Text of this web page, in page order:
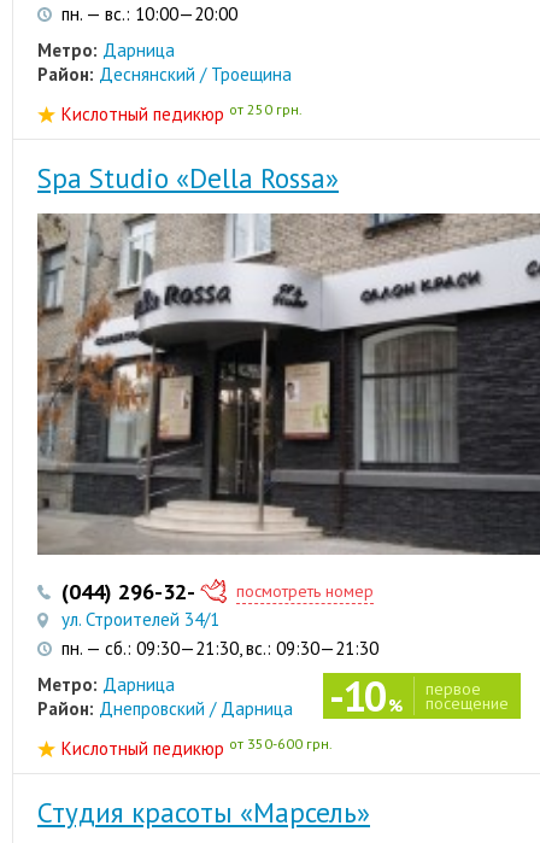
пн. — вс.: 10:00—20:00
Метро: Дарница
Район: Деснянский / Троещина
Кислотный педикюр от 250 грн.
Spa Studio «Della Rossa»
(044) 296-32-61 (067) 503-40-40
посмотреть номер
ул. Строителей 34/1
пн. — сб.: 09:30—21:30, вс.: 09:30—21:30
Метро: Дарница
Район: Днепровский / Дарница -10%
первое
посещение
Кислотный педикюр от 350-600 грн.
Студия красоты «Марсель»